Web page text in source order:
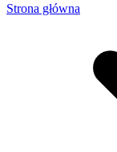
Strona główna